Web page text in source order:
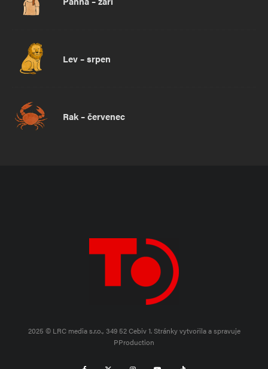
Lev – srpen
Rak – červenec
2025 © LRC media s.r.o., 349 52 Cebiv 1.Stránky vytvořila a spravuje
PProduction